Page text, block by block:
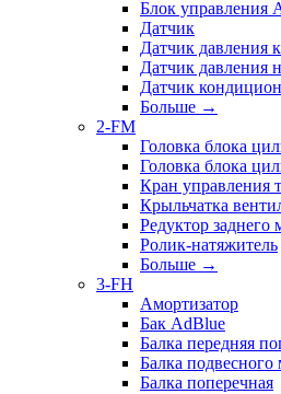
Блок управления
Датчик
Датчик давления
Датчик давления
Датчик
Больше →
2-FM
Головка блока
Головка блока
Кран управления
Крыльчатка
Редуктор заднего
Ролик-натяжитель
Больше →
3-FH
Амортизатор
Бак AdBlue
Балка передняя
Балка подвесного
Балка поперечная